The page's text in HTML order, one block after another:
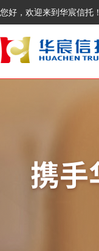
您好，欢迎来到华宸信托！